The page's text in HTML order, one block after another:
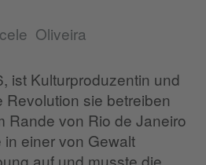
Oliveira
ist Kulturproduzentin und
sie betreiben
Rande von Rio de Janeiro
einer von Gewalt
auf und musste die